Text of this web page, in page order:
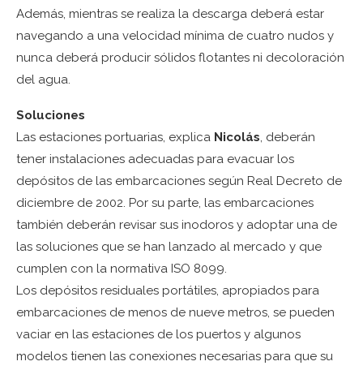
Además, mientras se realiza la descarga deberá estar
navegando a una velocidad mínima de cuatro nudos y
nunca deberá producir sólidos flotantes ni decoloración
del agua.
Soluciones
Las estaciones portuarias, explica Nicolás, deberán
tener instalaciones adecuadas para evacuar los
depósitos de las embarcaciones según Real Decreto de
diciembre de 2002. Por su parte, las embarcaciones
también deberán revisar sus inodoros y adoptar una de
las soluciones que se han lanzado al mercado y que
cumplen con la normativa ISO 8099.
Los depósitos residuales portátiles, apropiados para
embarcaciones de menos de nueve metros, se pueden
vaciar en las estaciones de los puertos y algunos
modelos tienen las conexiones necesarias para que su